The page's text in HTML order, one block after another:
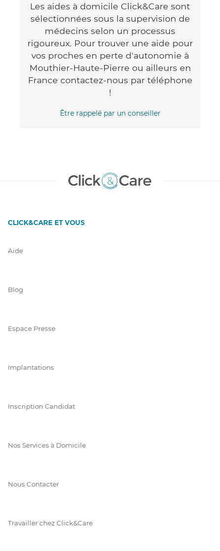
Les aides à domicile Click&Care sont
sélectionnées sous la supervision de
médecins selon un processus
rigoureux. Pour trouver une aide pour
vos proches en perte d'autonomie à
Mouthier-Haute-Pierre ou ailleurs en
France contactez-nous par téléphone
!
Être rappelé par un conseiller
CLICK&CARE ET VOUS
Aide
Blog
Espace Presse
Implantations
Inscription Candidat
Nos Services à Domicile
Nous Contacter
Travailler chez Click&Care